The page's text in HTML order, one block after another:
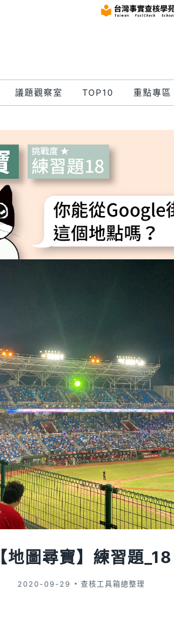
議題觀察室 TOP10 重點專區
【地圖尋寶】練習題_18
2020-09-29 查核工具箱總整理